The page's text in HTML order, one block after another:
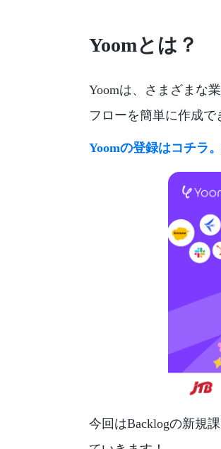
Yoomとは？
Yoomは、さまざまな
フローを簡単に作成で
Yoomの登録はコチラ
今回はBacklogの新規